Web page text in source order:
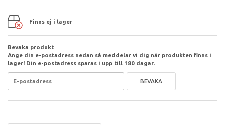
Finns ej i lager
Bevaka produkt
Ange din e-postadress nedan så meddelar vi dig när produkten finns i
lager! Din e-postadress sparas i upp till 180 dagar.
BEVAKA